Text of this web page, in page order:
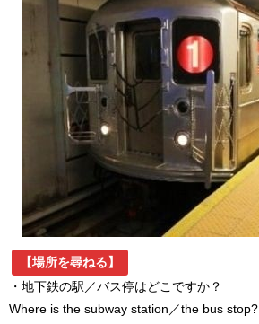
【場所を尋ねる】
・地下鉄の駅／バス停はどこですか？
Where is the subway station／the bus stop?